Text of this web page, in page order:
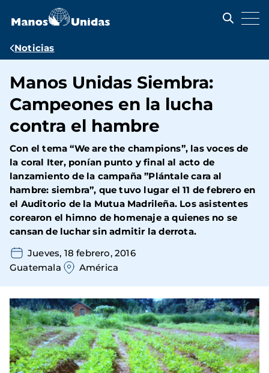
contenido
Ruta
navegación
Noticias
Manos Unidas Siembra:
Campeones en la lucha
contra el hambre
Con el tema “We are the champions”, las voces de
la coral Iter, ponían punto y final al acto de
lanzamiento de la campaña ”Plántale cara al
hambre: siembra”, que tuvo lugar el 11 de febrero en
el Auditorio de la Mutua Madrileña. Los asistentes
corearon el himno de homenaje a quienes no se
cansan de luchar sin admitir la derrota.
Jueves, 18 febrero, 2016
Guatemala
América